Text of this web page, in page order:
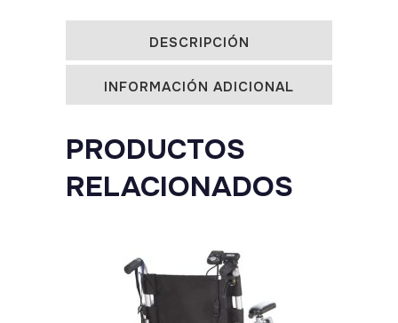
EC
quantity
DESCRIPCIÓN
INFORMACIÓN ADICIONAL
PRODUCTOS
RELACIONADOS